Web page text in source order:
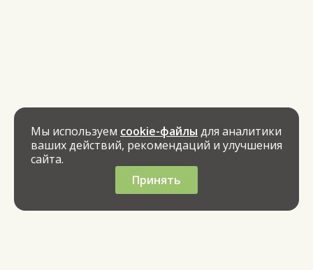
Мы используем cookie-файлы для аналитики
ваших действий, рекомендаций и улучшения
сайта.
Принять